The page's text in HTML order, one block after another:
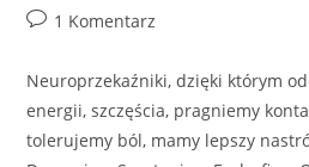
author:
Post1 Komentarz
Neuroprzekaźniki, dzięki którym
energii, szczęścia, pragniemy
tolerujemy ból, mamy lepszy